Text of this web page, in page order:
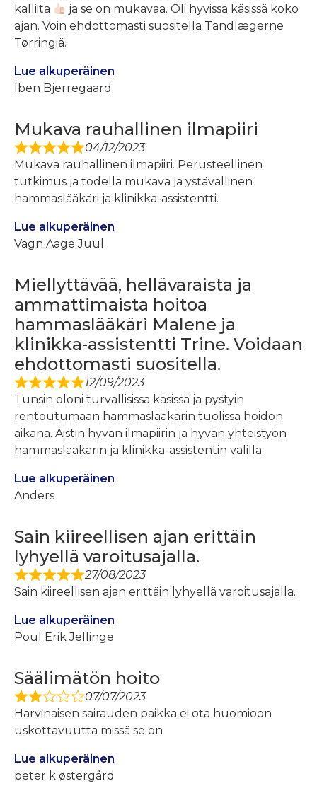
kalliita
ja se on mukavaa. Oli hyvissä käsissä koko
ajan. Voin ehdottomasti suositella Tandlægerne
Tørringiä.
Lue alkuperäinen
Iben Bjerregaard
Mukava rauhallinen ilmapiiri
04/12/2023
Mukava rauhallinen ilmapiiri. Perusteellinen
tutkimus ja todella mukava ja ystävällinen
hammaslääkäri ja klinikka-assistentti.
Lue alkuperäinen
Vagn Aage Juul
Miellyttävää, hellävaraista ja
ammattimaista hoitoa
hammaslääkäri Malene ja
klinikka-assistentti Trine. Voidaan
ehdottomasti suositella.
12/09/2023
Tunsin oloni turvallisissa käsissä ja pystyin
rentoutumaan hammaslääkärin tuolissa hoidon
aikana. Aistin hyvän ilmapiirin ja hyvän yhteistyön
hammaslääkärin ja klinikka-assistentin välillä.
Lue alkuperäinen
Anders
Sain kiireellisen ajan erittäin
lyhyellä varoitusajalla.
27/08/2023
Sain kiireellisen ajan erittäin lyhyellä varoitusajalla.
Lue alkuperäinen
Poul Erik Jellinge
Säälimätön hoito
07/07/2023
Harvinaisen sairauden paikka ei ota huomioon
uskottavuutta missä se on
Lue alkuperäinen
peter k østergård